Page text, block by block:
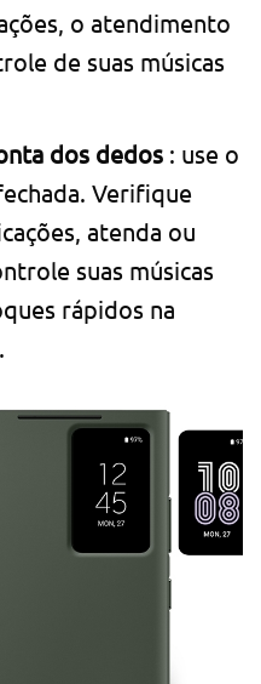
o atendimento
de suas músicas
dos dedos : use o
Verifique
atenda ou
suas músicas
rápidos na